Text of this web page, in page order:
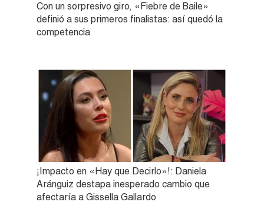
Con un sorpresivo giro, «Fiebre de Baile»
definió a sus primeros finalistas: así quedó la
competencia
¡Impacto en «Hay que Decirlo»!: Daniela
Aránguiz destapa inesperado cambio que
afectaría a Gissella Gallardo